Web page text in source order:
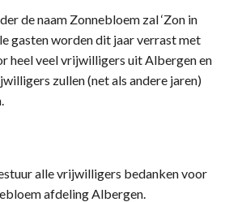
de naam Zonnebloem zal ‘Zon in
gasten worden dit jaar verrast met
heel veel vrijwilligers uit Albergen en
zullen (net als andere jaren)
alle vrijwilligers bedanken voor
afdeling Albergen.